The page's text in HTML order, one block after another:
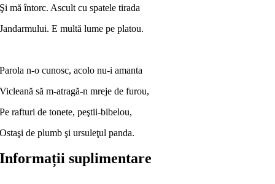
Şi mă întorc. Ascult cu spatele tirada
Jandarmului. E multă lume pe platou.
Parola n-o cunosc, acolo nu-i amanta
Vicleană să m-atragă-n mreje de furou,
Pe rafturi de tonete, peştii-bibelou,
Ostaşi de plumb şi ursuleţul panda.
Informații suplimentare